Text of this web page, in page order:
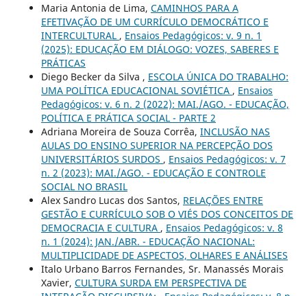
Maria Antonia de Lima, CAMINHOS PARA A
EFETIVAÇÃO DE UM CURRÍCULO DEMOCRÁTICO E
INTERCULTURAL , Ensaios Pedagógicos: v. 9 n. 1
(2025): EDUCAÇÃO EM DIÁLOGO: VOZES, SABERES E
PRÁTICAS
Diego Becker da Silva , ESCOLA ÚNICA DO TRABALHO:
UMA POLÍTICA EDUCACIONAL SOVIÉTICA , Ensaios
Pedagógicos: v. 6 n. 2 (2022): MAI./AGO. - EDUCAÇÃO,
POLÍTICA E PRÁTICA SOCIAL - PARTE 2
Adriana Moreira de Souza Corrêa, INCLUSÃO NAS
AULAS DO ENSINO SUPERIOR NA PERCEPÇÃO DOS
UNIVERSITÁRIOS SURDOS , Ensaios Pedagógicos: v. 7
n. 2 (2023): MAI./AGO. - EDUCAÇÃO E CONTROLE
SOCIAL NO BRASIL
Alex Sandro Lucas dos Santos, RELAÇÕES ENTRE
GESTÃO E CURRÍCULO SOB O VIÉS DOS CONCEITOS DE
DEMOCRACIA E CULTURA , Ensaios Pedagógicos: v. 8
n. 1 (2024): JAN./ABR. - EDUCAÇÃO NACIONAL:
MULTIPLICIDADE DE ASPECTOS, OLHARES E ANÁLISES
Italo Urbano Barros Fernandes, Sr. Manassés Morais
Xavier, CULTURA SURDA EM PERSPECTIVA DE